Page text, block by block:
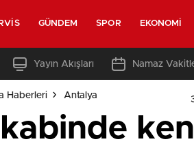
GÜNDEM SPOR EKONOMI
Yayın Akışları Namaz
Haberleri Antalya